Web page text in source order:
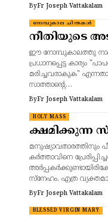
ByFr Joseph Vattakalam
നോമ്പുകാല ചിന്തകൾ
നീതിയുടെ
ഈ നോമ്പുകാലത്തു നാം
പ്രധാനപ്പെട്ട കാര്യം
മരിച്ചവരാകുക"
സാത്താന്റെ…
ByFr Joseph Vattakalam
HOLY MASS
ക്ഷമിക്കുന്ന
മനുഷ്യാവതാരത്തിനും
കർത്താവിനെ
സ്നേഹം. എത്ര
ByFr Joseph Vattakalam
BLESSED VIRGIN MARY